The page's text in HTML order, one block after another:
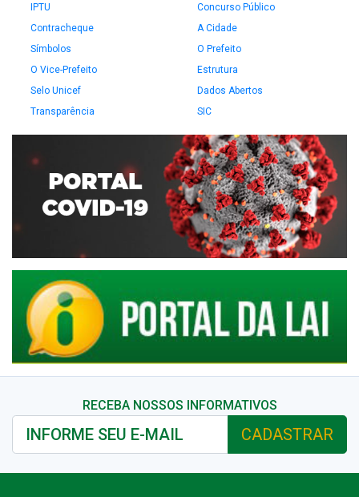
IPTU
Concurso Público
Contracheque
A Cidade
Símbolos
O Prefeito
O Vice-Prefeito
Estrutura
Selo Unicef
Dados Abertos
Transparência
SIC
RECEBA NOSSOS INFORMATIVOS
CADASTRAR